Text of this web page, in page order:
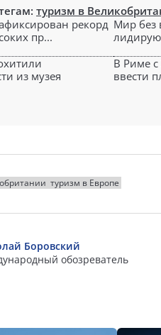
туризм в
рекорд
пр...
Мир без
из музея
В Риме
ввести
туризм в Европе
Боровский
обозреватель